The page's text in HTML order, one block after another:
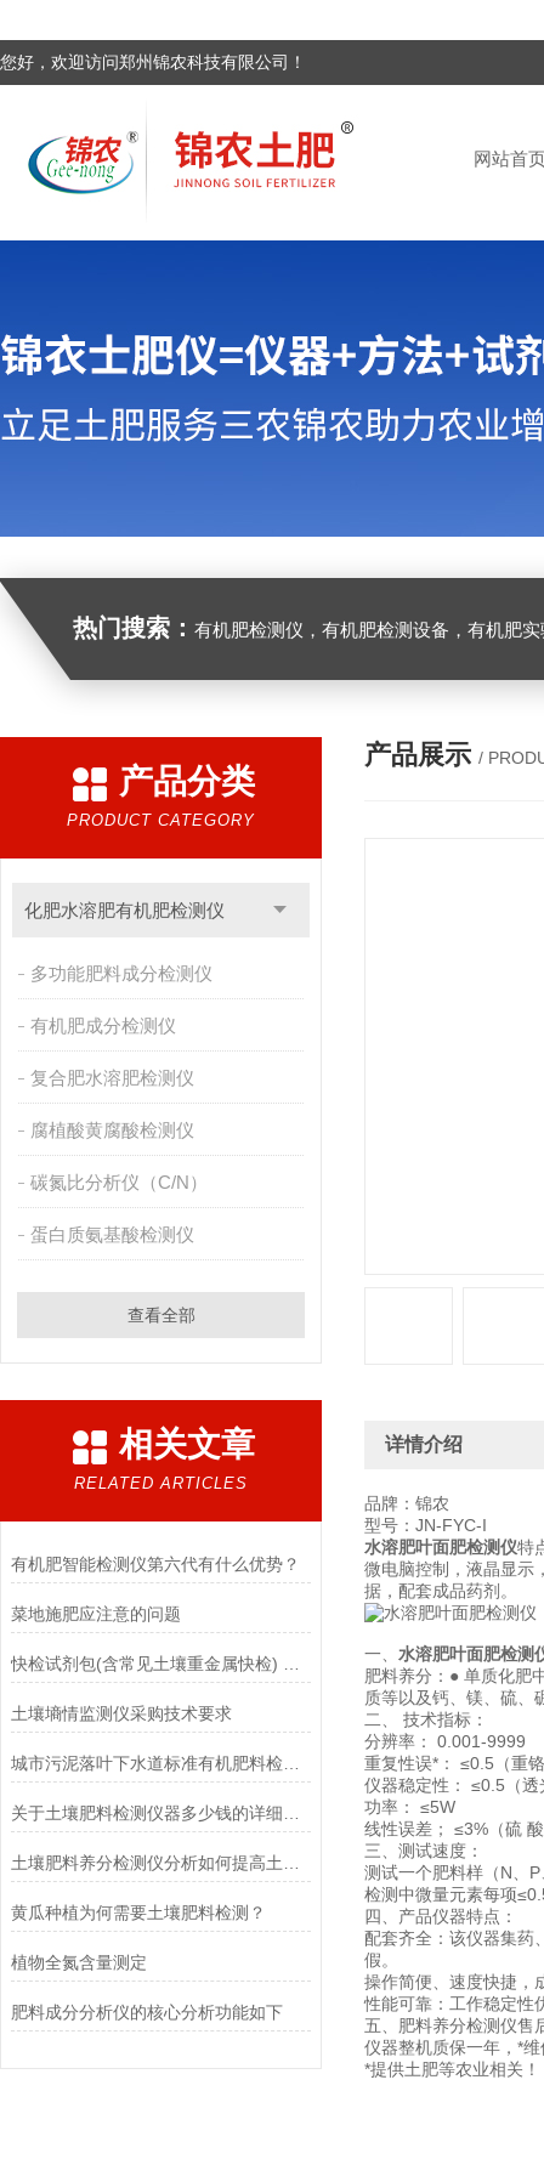
您好，欢迎访问郑州锦农科技有限公司！
网站首
热门搜索： 有机肥检测仪，有机肥检测设备，有机肥实验室设备，生物有
产品分类
PRODUCT CATEGORY
化肥水溶肥有机肥检测仪
多功能肥料成分检测仪
有机肥成分检测仪
复合肥水溶肥检测仪
腐植酸黄腐酸检测仪
碳氮比分析仪（C/N）
蛋白质氨基酸检测仪
查看全部
相关文章
RELATED ARTICLES
有机肥智能检测仪第六代有什么优势？
菜地施肥应注意的问题
土壤墒情监测仪采购技术要求
黄瓜种植为何需要土壤肥料检测？
植物全氮含量测定
肥料成分分析仪的核心分析功能如下
产品展示 /
详情介绍
品牌：锦农
型号：JN-FYC-I
水溶肥叶面肥检测仪特
微电脑控制，液晶显示
据，配套成品药剂。
一、 水溶肥叶面肥检测
肥料养分：● 单质化肥
质等以及钙、镁、硫、
二、 技术指标：
分辨率： 0.001-9999
重复性误*： ≤0.5（重
仪器稳定性： ≤0.5（透
功率： ≤5W
线性误差； ≤3%（硫
三、测试速度：
测试一个肥料样（N、
检测中微量元素每项
四、产品仪器特点：
配套齐全：该仪器集药
假。
操作简便、速度快捷，
性能可靠：工作稳定性
五、肥料养分检测仪售
仪器整机质保一年，*
*提供土肥等农业相关！